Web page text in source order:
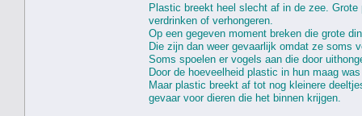
Plastic breekt heel slecht af in de zee.
verdrinken of verhongeren.
Op een gegeven moment breken die grote
Die zijn dan weer gevaarlijk omdat ze soms
Soms spoelen er vogels aan die door
Door de hoeveelheid plastic in hun maag
Maar plastic breekt af tot nog kleinere
gevaar voor dieren die het binnen krijgen.